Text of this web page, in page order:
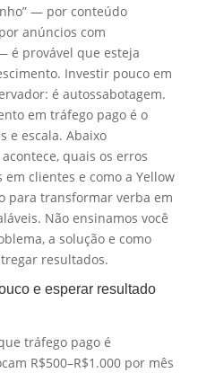
— por conteúdo
anúncios com
é provável que esteja
Investir pouco em
é autossabotagem.
em tráfego pago é o
e escala. Abaixo
quais os erros
clientes e como a Yellow
para transformar verba em
Não ensinamos você
a solução e como
resultados.
e esperar resultado
tráfego pago é
R$500–R$1.000 por mês